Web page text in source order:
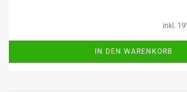
inkl.
IN DEN WARENKORB